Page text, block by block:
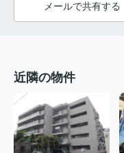
メールで共有する
近隣の物件